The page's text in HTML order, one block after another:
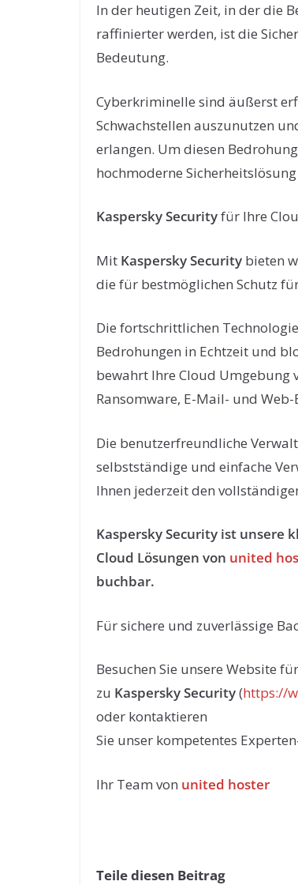
In der heutigen Zeit, in der die
raffinierter werden, ist die
Bedeutung.
Cyberkriminelle sind äußerst
Schwachstellen auszunutzen
erlangen. Um diesen
hochmoderne
Kaspersky Securityfür Ihre
Mit Kaspersky Security bieten
die für bestmöglichen Schutz
Die fortschrittlichen
Bedrohungen in Echtzeit und
bewahrt Ihre Cloud Umgebung
Ransomware, E-Mail- und
Die benutzerfreundliche
selbstständige und einfache
Ihnen jederzeit den
Kaspersky Security ist unsere
Cloud Lösungen von united
buchbar.
Für sichere und zuverlässige
Besuchen Sie unsere Website
zu Kaspersky Security(https://
oder kontaktieren
Sie unser kompetentes
Ihr Team von united hoster
Teile diesen Beitrag